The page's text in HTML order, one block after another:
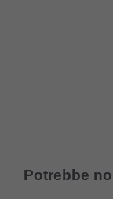
Potrebbe